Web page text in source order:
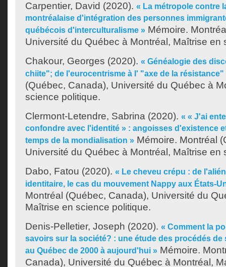
Carpentier, David (2020). « La métropole contre
montréalaise d'intégration des personnes
québécois d'interculturalisme » Mémoire.
Université du Québec à Montréal, Maîtrise en
Chakour, Georges (2020). « Généalogie des
chiite"; de l'eurocentrisme à l' "axe de la résistance"
(Québec, Canada), Université du Québec à
science politique.
Clermont-Letendre, Sabrina (2020). « « J'ai
confondre avec l'identité » : angoisses d'existence
temps de la mondialisation » Mémoire. Montréal
Université du Québec à Montréal, Maîtrise en
Dabo, Fatou (2020). « Le cheveu crépu : de
identitaire, le cas du mouvement Nappy aux États-
Montréal (Québec, Canada), Université du
Maîtrise en science politique.
Denis-Pelletier, Joseph (2020). « Comment la
savoirs sur la société? : une étude des procédés
au Québec de 2000 à aujourd'hui » Mémoire.
Canada), Université du Québec à Montréal,